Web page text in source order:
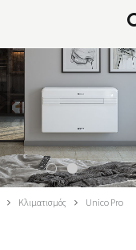
Κλιματισμός Unico Pro